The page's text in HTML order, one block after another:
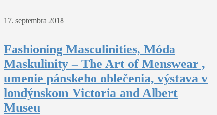
17. septembra 2018
Fashioning Masculinities, Móda
Maskulinity – The Art of Menswear ,
umenie pánskeho oblečenia, výstava v
londýnskom Victoria and Albert
Museu